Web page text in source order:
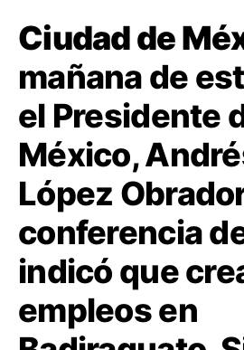
Ciudad de
mañana de
el Presidente
México,
López
conferencia
indicó que
empleos en